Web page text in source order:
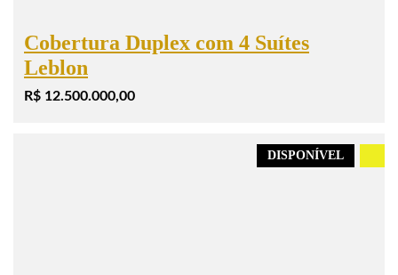
Cobertura Duplex com 4 Suítes
Leblon
R$ 12.500.000,00
DISPONÍVEL